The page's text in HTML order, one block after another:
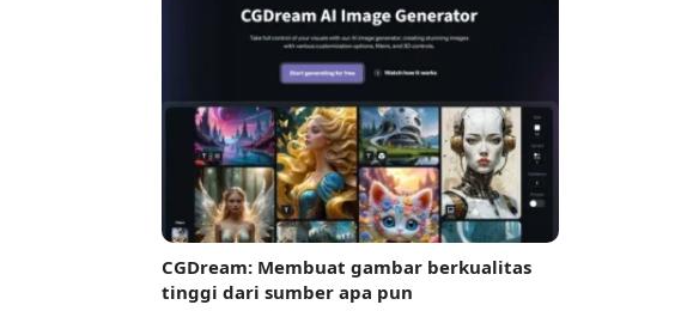
CGDream: Membuat gambar berkualitas
tinggi dari sumber apa pun